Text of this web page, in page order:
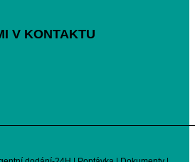
V KONTAKTU